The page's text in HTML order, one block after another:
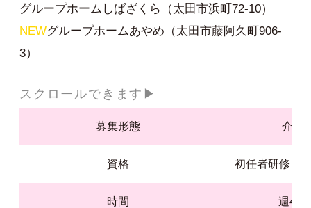
グループホームしばざくら（太田市浜町72-10）
NEWグループホームあやめ（太田市藤阿久町906-
3）
募集形態 介護
資格 初任者研修（
時間 週40h